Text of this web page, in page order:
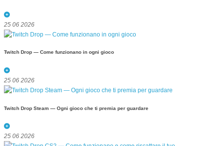
25 06 2026
Twitch Drop — Come funzionano in ogni gioco
25 06 2026
Twitch Drop Steam — Ogni gioco che ti premia per guardare
25 06 2026